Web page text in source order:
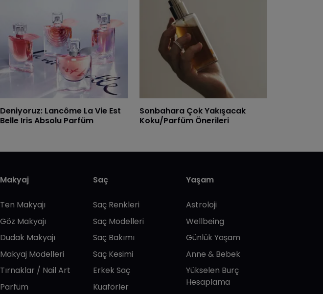
Deniyoruz: Lancôme La Vie Est
Belle Iris Absolu Parfüm
Sonbahara Çok Yakışacak
Koku/Parfüm Önerileri
Makyaj
Ten Makyajı
Göz Makyajı
Dudak Makyajı
Makyaj Modelleri
Tırnaklar / Nail Art
Parfüm
Saç
Saç Renkleri
Saç Modelleri
Saç Bakımı
Saç Kesimi
Erkek Saç
Kuaförler
Yaşam
Astroloji
Wellbeing
Günlük Yaşam
Anne & Bebek
Yükselen Burç
Hesaplama